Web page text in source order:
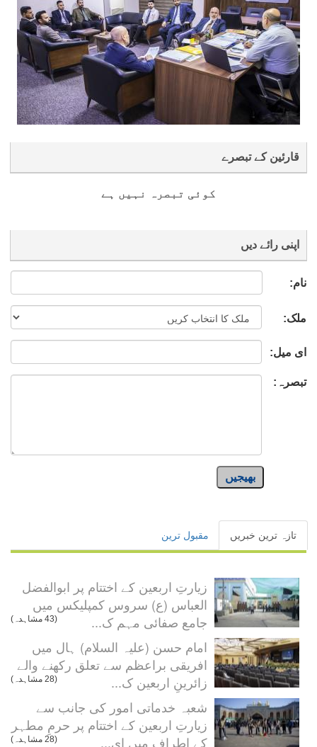
قارئین کے تبصرے
کوئی تبصرہ نہیں ہے
اپنی رائے دیں
نام:
ملک:
ای میل:
تبصرہ:
بھیجیں
تازہ ترین خبریں مقبول ترین
زیارتِ اربعین کے اختتام پر ابوالفضل
العباس (ع) سروس کمپلیکس میں
جامع صفائی مہم ک...
(43 مشاہدہ)
امام حسن (علیہ السلام) ہال میں
افریقی براعظم سے تعلق رکھنے والے
زائرینِ اربعین ک...
(28 مشاہدہ)
شعبہ خدماتی امور کی جانب سے
زیارتِ اربعین کے اختتام پر حرمِ مطہر
کے اطراف میں ای...
(28 مشاہدہ)